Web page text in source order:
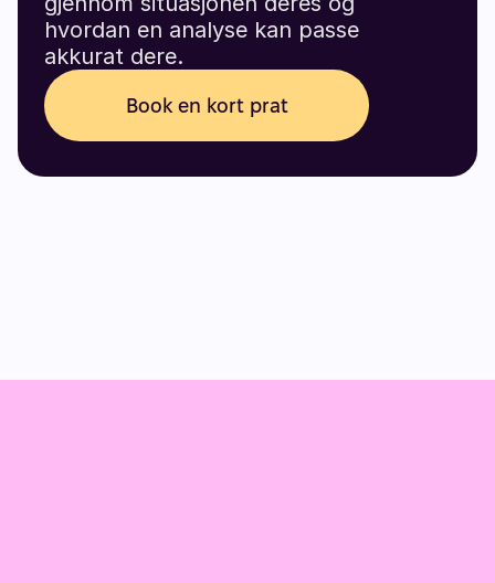
hvordan en analyse kan passe
akkurat dere.
Book en kort prat